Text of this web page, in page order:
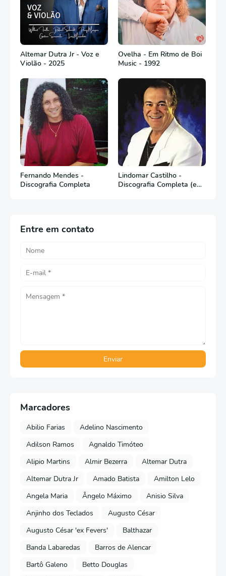
Altemar Dutra Jr - Voz e
Violão - 2025
Ovelha - Em Ritmo de Boi
Music - 1992
Fernando Mendes -
Discografia Completa
Lindomar Castilho -
Discografia Completa (em
Entre em contato
Marcadores
Abilio Farias
Adelino Nascimento
Adilson Ramos
Agnaldo Timóteo
Alipio Martins
Almir Bezerra
Altemar Dutra
Altemar Dutra Jr
Amado Batista
Amilton Lelo
Angela Maria
Ângelo Máximo
Anisio Silva
Anjinho dos Teclados
Augusto César
Augusto César 'ex Fevers'
Balthazar
Banda Labaredas
Barros de Alencar
Bartô Galeno
Betto Douglas